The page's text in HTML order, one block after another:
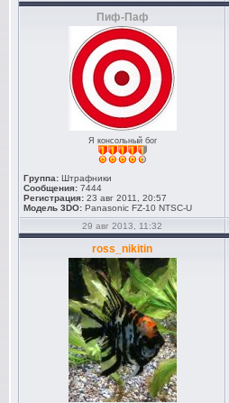
Пиф-Паф
Я консольный бог
Группа: Штрафники
Сообщения: 7444
Регистрация: 23 авг 2011, 20:57
Модель 3DO: Panasonic FZ-10 NTSC-U
29 авг 2013, 11:32
ross_nikitin